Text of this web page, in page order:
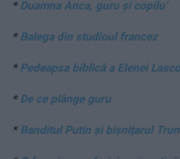
* Duamna Anca, guru și copilu’
* Balega din studioul francez
* Pedeapsa biblică a Elenei
* De ce plânge guru
* Banditul Putin și bișnițarul